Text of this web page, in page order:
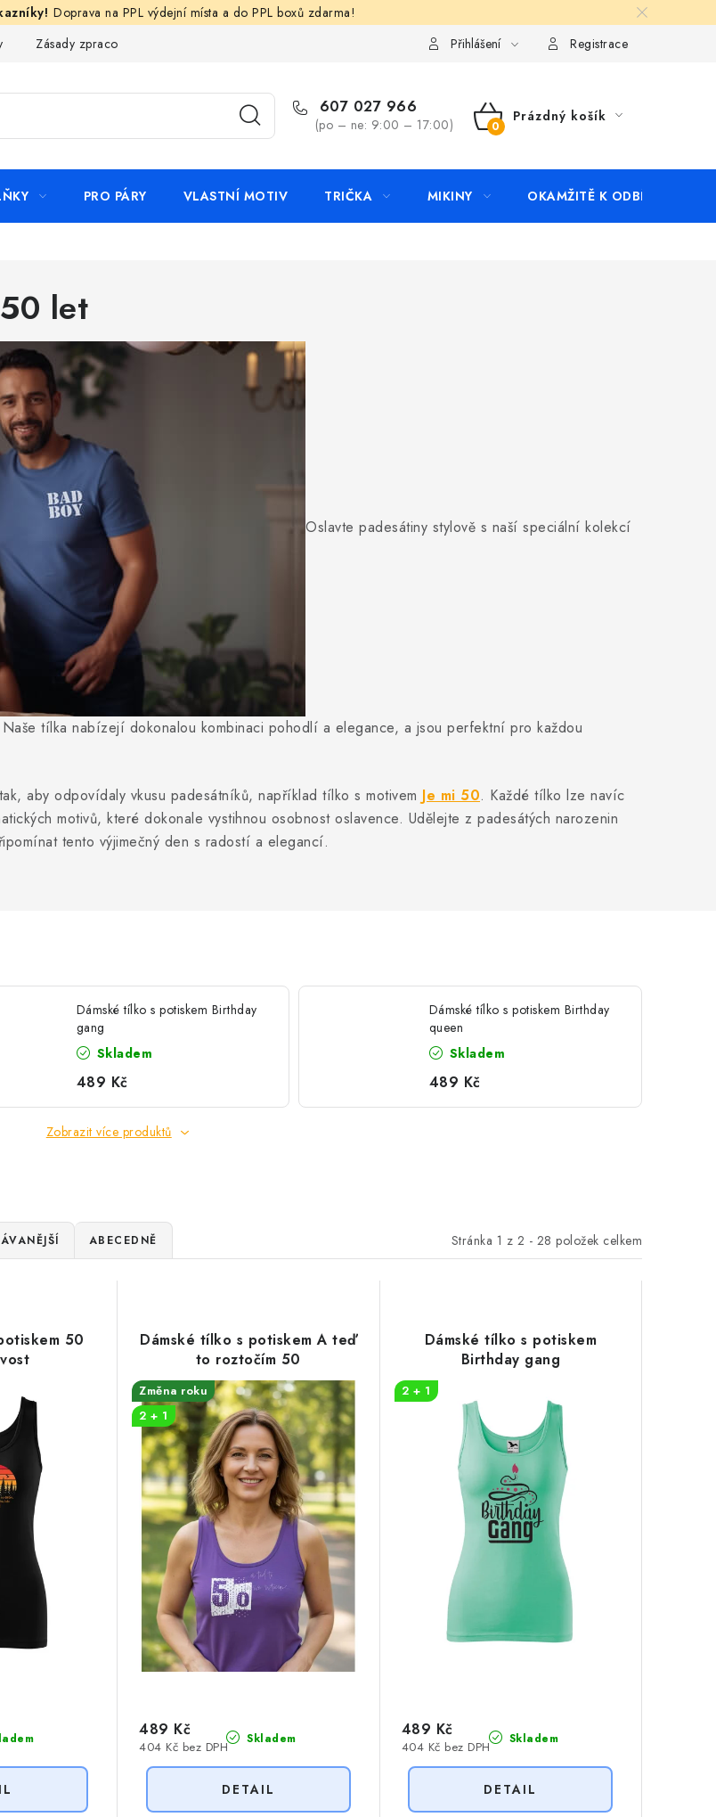
Doprava na PPL výdejní místa a do PPL boxů zdarma!
Zásady zpracování ochrany osobních údajů KontaktyPřihlášení Registrace
607 027 966
(po – ne: 9:00 – 17:00)
NÁKUPNÍ
Prázdný košík
PRO PÁRY VLASTNÍ MOTIV TRIČKA MIKINY OKAMŽITĚ K ODBĚRU
let
Oslavte padesátiny stylově s naší speciální kolekcí
tílka nabízejí dokonalou kombinaci pohodlí a elegance, a jsou perfektní pro každou
aby odpovídaly vkusu padesátníků, například tílko s motivem Je mi 50. Každé tílko lze navíc
motivů, které dokonale vystihnou osobnost oslavence. Udělejte z padesátých narozenin
tento výjimečný den s radostí a elegancí.
Dámské tílko s potiskem Birthday
gang
Skladem
489 Kč
Dámské tílko s potiskem Birthday
queen
Skladem
489 Kč
Zobrazit více produktů
Stránka 1 z 2 - 28 položek celkem
ABECEDNĚ
50
Dámské tílko s potiskem A teď
to roztočím 50
Změna roku
2 + 1
Skladem
404 Kč bez DPH
489 Kč
Dámské tílko s potiskem
Birthday gang
2 + 1
Skladem
404 Kč bez DPH
489 Kč